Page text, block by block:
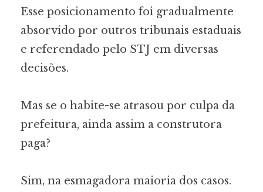
Esse posicionamento foi gradualmente
absorvido por outros tribunais estaduais
e referendado pelo STJ em diversas
decisões.
Mas se o habite-se atrasou por culpa da
prefeitura, ainda assim a construtora
paga?
Sim, na esmagadora maioria dos casos.